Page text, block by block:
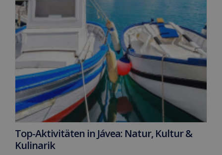
Top-Aktivitäten in Jávea: Natur, Kultur &
Kulinarik